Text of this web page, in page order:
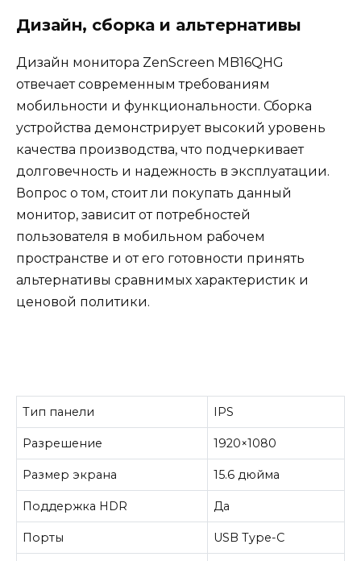
Дизайн, сборка и альтернативы
Дизайн монитора ZenScreen MB16QHG
отвечает современным требованиям
мобильности и функциональности. Сборка
устройства демонстрирует высокий уровень
качества производства, что подчеркивает
долговечность и надежность в эксплуатации.
Вопрос о том, стоит ли покупать данный
монитор, зависит от потребностей
пользователя в мобильном рабочем
пространстве и от его готовности принять
альтернативы сравнимых характеристик и
ценовой политики.
Тип панели IPS
Разрешение 1920×1080
Размер экрана 15.6 дюйма
Поддержка HDR Да
Порты USB Type-C